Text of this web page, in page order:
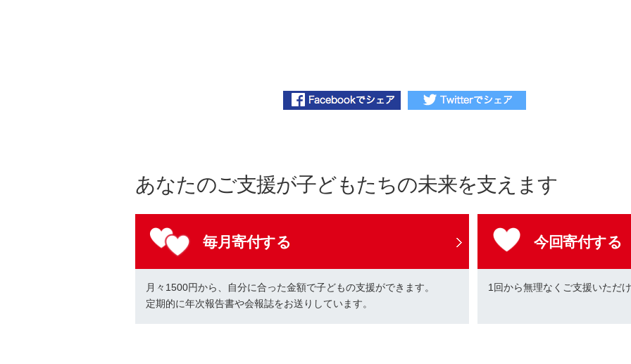
あなたのご支援が子どもたちの未来を支えます
毎月寄付する
月々1500円から、自分に合った金額で子どもの支援ができます。
定期的に年次報告書や会報誌をお送りしています。
今回寄付する
1回から無理なくご支援いただ